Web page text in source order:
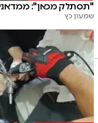
"תסתלק מכאן":
שמעון כץ